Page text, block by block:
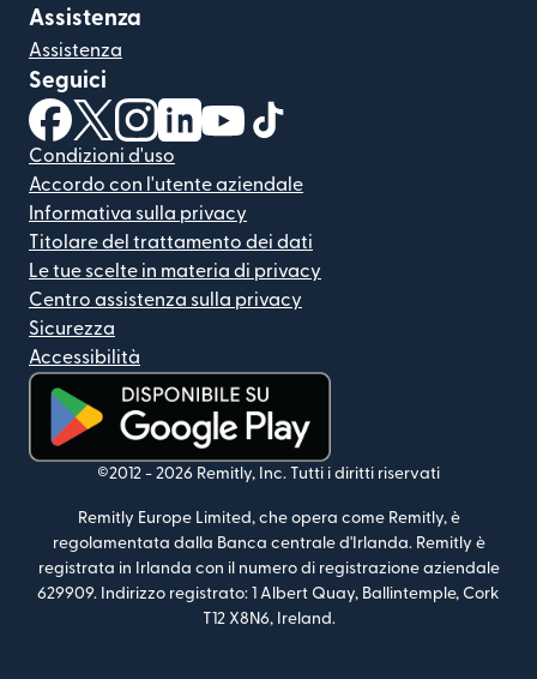
Assistenza
Assistenza
Seguici
(si apre in una nuova finestra)
(si apre in una nuova finestra)
(si apre in una nuova finestra)
(si apre in una nuova finestra)
(si apre in una nuova finestra)
Condizioni d'uso
Accordo con l'utente aziendale
Informativa sulla privacy
Titolare del trattamento dei dati
Le tue scelte in materia di privacy
Centro assistenza sulla privacy
Sicurezza
Accessibilità
(si apre in una nuova finestra)
©2012 - 2026 Remitly, Inc. Tutti i diritti riservati
Remitly Europe Limited, che opera come Remitly, è
regolamentata dalla Banca centrale d'Irlanda. Remitly è
registrata in Irlanda con il numero di registrazione aziendale
629909. Indirizzo registrato: 1 Albert Quay, Ballintemple, Cork
T12 X8N6, Ireland.